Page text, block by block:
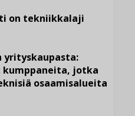
on tekniikkalaji
yrityskaupasta:
kumppaneita, jotka
osaamisalueita